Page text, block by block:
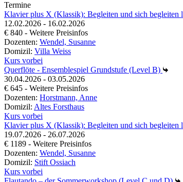
Termine
Klavier plus X (Klassik): Begleiten und sich begleiten
12.02.2026 - 16.02.2026
€ 840 - Weitere Preisinfos
Dozenten: Wendel, Susanne
Domizil: Villa Weiss
Kurs vorbei
Querflöte - Ensemblespiel Grundstufe (Level B)
30.04.2026 - 03.05.2026
€ 645 - Weitere Preisinfos
Dozenten: Horstmann, Anne
Domizil: Altes Forsthaus
Kurs vorbei
Klavier plus X (Klassik): Begleiten und sich begleiten
19.07.2026 - 26.07.2026
€ 1189 - Weitere Preisinfos
Dozenten: Wendel, Susanne
Domizil: Stift Ossiach
Kurs vorbei